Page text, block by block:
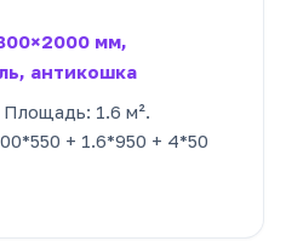
мм,
антикошка
1.6 м².
+ 1.6*950 + 4*50